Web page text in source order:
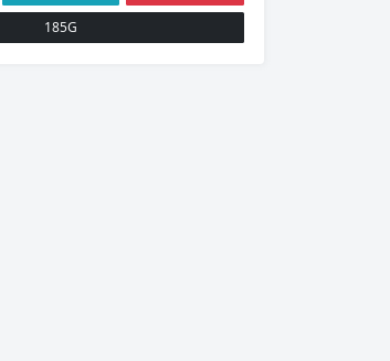
185G